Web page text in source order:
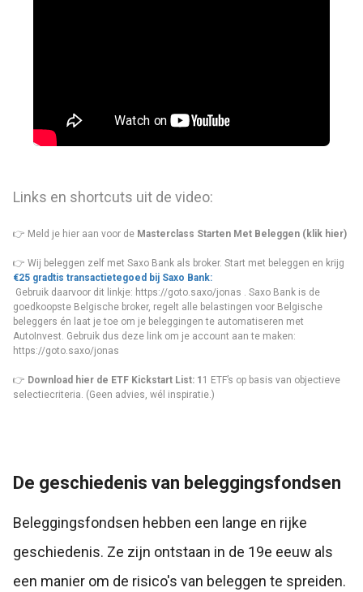
Links en shortcuts uit de video:
👉 Meld je hier aan voor de Masterclass Starten Met Beleggen (klik hier)
👉 Wij beleggen zelf met Saxo Bank als broker. Start met beleggen en krijg
€25 gradtis transactietegoed bij Saxo Bank:
Gebruik daarvoor dit linkje: https://goto.saxo/jonas . Saxo Bank is de
goedkoopste Belgische broker, regelt alle belastingen voor Belgische
beleggers én laat je toe om je beleggingen te automatiseren met
AutoInvest. Gebruik dus deze link om je account aan te maken:
https://goto.saxo/jonas
👉 Download hier de ETF Kickstart List: 1 1 ETF’s op basis van objectieve
selectiecriteria. (Geen advies, wél inspiratie.)
De geschiedenis van beleggingsfondsen
Beleggingsfondsen hebben een lange en rijke
geschiedenis. Ze zijn ontstaan in de 19e eeuw als
een manier om de risico's van beleggen te spreiden.